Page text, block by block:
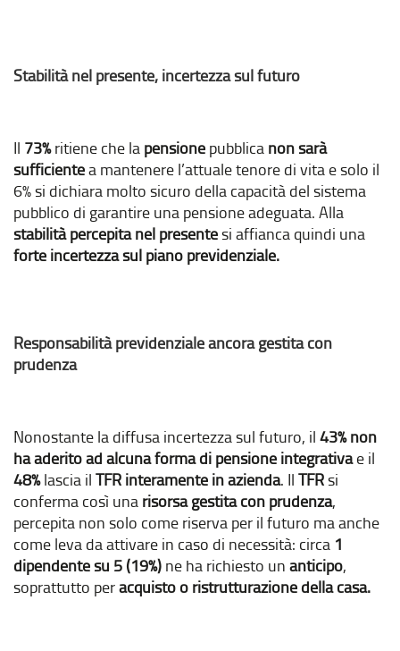
Stabilità nel presente, incertezza sul futuro
Il 73%ritiene che lapensionepubblicanon sarà
sufficientea mantenere l’attuale tenore di vita e solo il
6% si dichiara molto sicuro della capacità del sistema
pubblico di garantire una pensione adeguata. Alla
stabilità percepita nel presentesi affianca quindi una
forte incertezza sul piano previdenziale.
Responsabilità previdenziale ancora gestita con
prudenza
Nonostante la diffusa incertezza sul futuro, il43% non
ha aderito ad alcuna forma di pensione integrativae il
48%lascia ilTFR interamente in azienda. IlTFRsi
conferma così unarisorsa gestitacon prudenza,
percepita non solo come riserva per il futuro ma anche
come leva da attivare in caso di necessità: circa 1
dipendente su 5 (19%)ne ha richiesto unanticipo,
soprattutto peracquisto o ristrutturazione della casa.